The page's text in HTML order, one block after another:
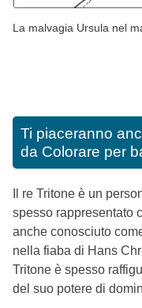
La malvagia Ursula nel
Ti piaceranno
da Colorare per
Il re Tritone è un
spesso rappresentato
anche conosciuto
nella fiaba di Hans
Tritone è spesso
del suo potere di